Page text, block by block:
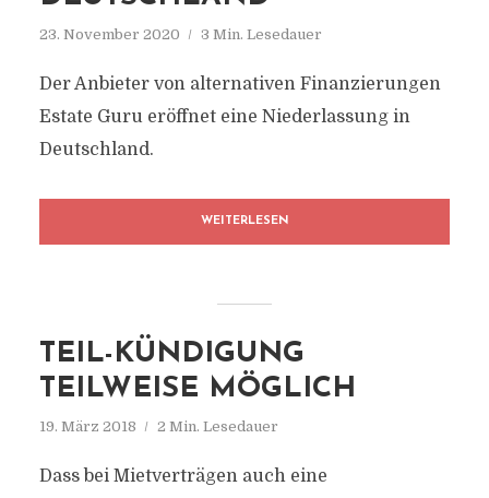
23. November 2020 3 Min. Lesedauer
Der Anbieter von alternativen Finanzierungen
Estate Guru eröffnet eine Niederlassung in
Deutschland.
WEITERLESEN
TEIL-KÜNDIGUNG
TEILWEISE MÖGLICH
19. März 2018 2 Min. Lesedauer
Dass bei Mietverträgen auch eine